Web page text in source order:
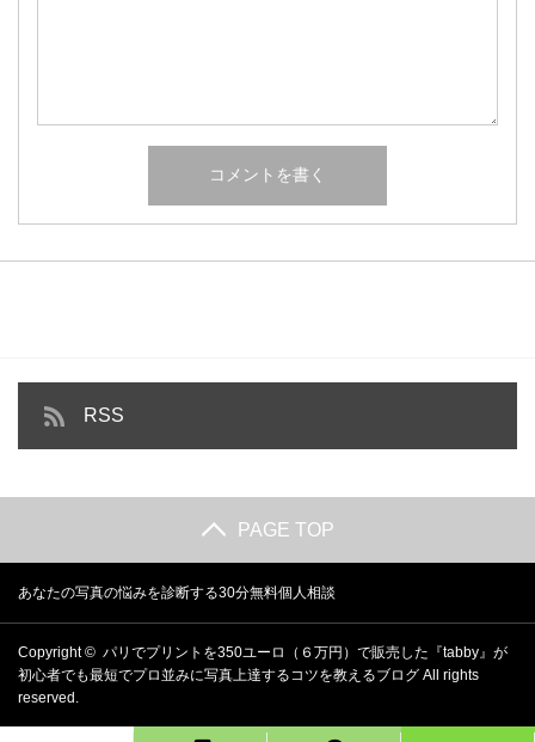
RSS
PAGE TOP
あなたの写真の悩みを診断する30分無料個人相談
Copyright © パリでプリントを350ユーロ（６万円）で販売した『tabby』が
初心者でも最短でプロ並みに写真上達するコツを教えるブログ All rights
reserved.